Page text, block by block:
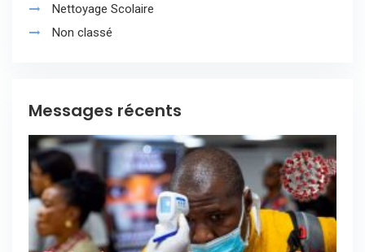
Nettoyage Scolaire
Non classé
Messages récents